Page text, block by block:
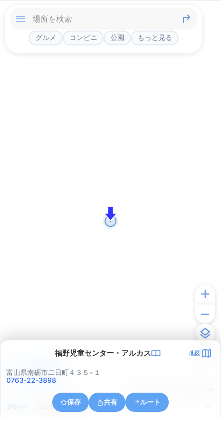
グルメ コンビニ 公園 もっと見る
福野児童センター・アルカス 地図
富山県南砺市二日町４３５−１
0763-22-3898
保存 共有 ルート
富山県南砺市専勝寺
アプリで見る